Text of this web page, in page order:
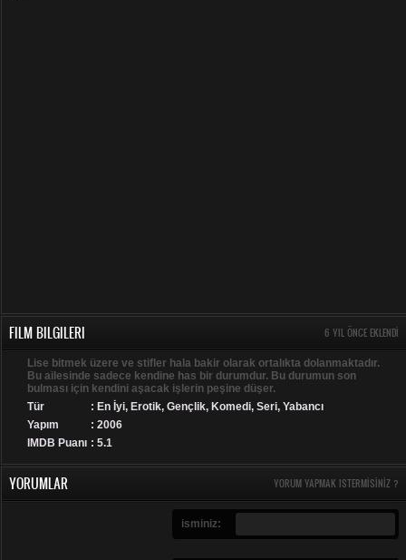
FILM BILGILERI 6 YIL ÖNCE EKLENDI
Lise bitmek üzere ve stifler hala bakir olarak ortalıkta dolanmaktadır.
Bu ailesinde sadece kendine has bir durumdur. Bu durumun son
bulması için kendini aşacak işlerin peşine düşer.
Tür
: En İyi, Erotik, Gençlik, Komedi, Seri, Yabancı
Yapım
: 2006
IMDB Puanı : 5.1
YORUMLAR YORUM YAPMAK ISTERMISINIZ ?
isminiz: